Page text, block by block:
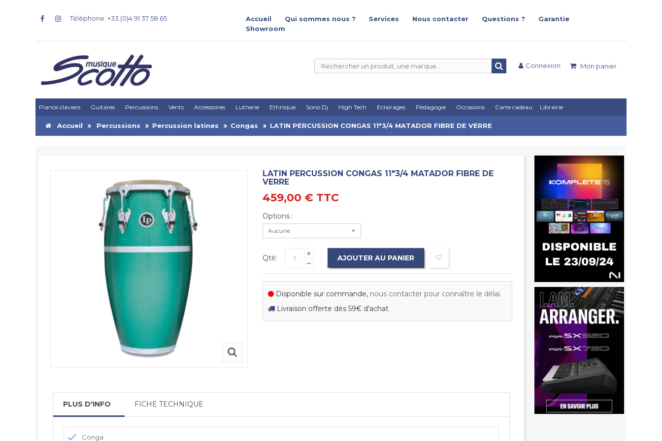
Téléphone: +33 (0)4 91 37 58 65 Accueil Qui sommes nous ? Services Nous contacter Questions ?
Garantie
Showroom
Mon panier
Connexion
Pianos claviers Guitares Percussions Vents Accessoires Lutherie Ethnique Sono Dj High Tech Eclairages Pédagogie Occasions Carte cadeau Librairie
Accueil Percussions Percussion latines Congas LATIN PERCUSSION CONGAS 11"3/4 MATADOR FIBRE DE VERRE
LATIN PERCUSSION CONGAS 11"3/4 MATADOR FIBRE DE
VERRE
459,00 € TTC
Options :
Aucune
Qté: AJOUTER AU PANIER
Disponible sur commande, nous contacter pour connaître le délai.
Livraison offerte dès 59€ d'achat
PLUS D'INFO FICHE TECHNIQUE
Conga